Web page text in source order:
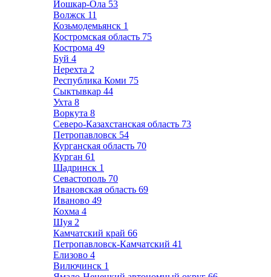
Йошкар-Ола 53
Волжск 11
Козьмодемьянск 1
Костромская область 75
Кострома 49
Буй 4
Нерехта 2
Республика Коми 75
Сыктывкар 44
Ухта 8
Воркута 8
Северо-Казахстанская область 73
Петропавловск 54
Курганская область 70
Курган 61
Шадринск 1
Севастополь 70
Ивановская область 69
Иваново 49
Кохма 4
Шуя 2
Камчатский край 66
Петропавловск-Камчатский 41
Елизово 4
Вилючинск 1